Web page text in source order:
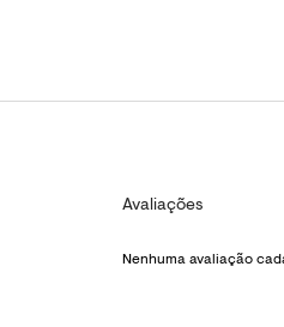
Avaliações
Nenhuma avaliação